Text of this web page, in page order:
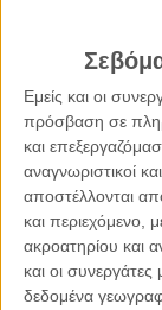
Εμείς και οι
πρόσβαση σε
και
αναγνωριστικοί
αποστέλλονται
και περιεχόμενο,
ακροατηρίου και
και οι
δεδομένα